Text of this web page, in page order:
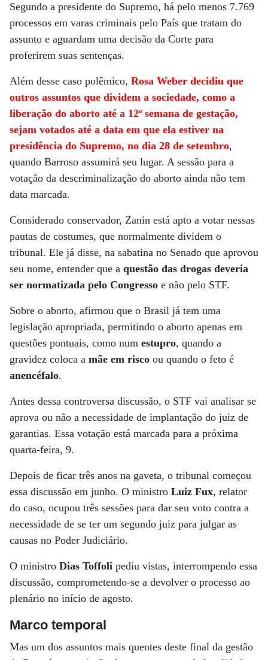
Segundo a presidente do Supremo, há pelo menos 7.769
processos em varas criminais pelo País que tratam do
assunto e aguardam uma decisão da Corte para
proferirem suas sentenças.
Além desse caso polêmico, Rosa Weber decidiu que
outros assuntos que dividem a sociedade, como a
liberação do aborto até a 12ª semana de gestação,
sejam votados até a data em que ela estiver na
presidência do Supremo, no dia 28 de setembro,
quando Barroso assumirá seu lugar. A sessão para a
votação da descriminalização do aborto ainda não tem
data marcada.
Considerado conservador, Zanin está apto a votar nessas
pautas de costumes, que normalmente dividem o
tribunal. Ele já disse, na sabatina no Senado que aprovou
seu nome, entender que a questão das drogas deveria
ser normatizada pelo Congresso e não pelo STF.
Sobre o aborto, afirmou que o Brasil já tem uma
legislação apropriada, permitindo o aborto apenas em
questões pontuais, como num estupro, quando a
gravidez coloca a mãe em risco ou quando o feto é
anencéfalo.
Antes dessa controversa discussão, o STF vai analisar se
aprova ou não a necessidade de implantação do juiz de
garantias. Essa votação está marcada para a próxima
quarta-feira, 9.
Depois de ficar três anos na gaveta, o tribunal começou
essa discussão em junho. O ministro Luiz Fux, relator
do caso, ocupou três sessões para dar seu voto contra a
necessidade de se ter um segundo juiz para julgar as
causas no Poder Judiciário.
O ministro Dias Toffoli pediu vistas, interrompendo essa
discussão, comprometendo-se a devolver o processo ao
plenário no início de agosto.
Marco temporal
Mas um dos assuntos mais quentes deste final da gestão